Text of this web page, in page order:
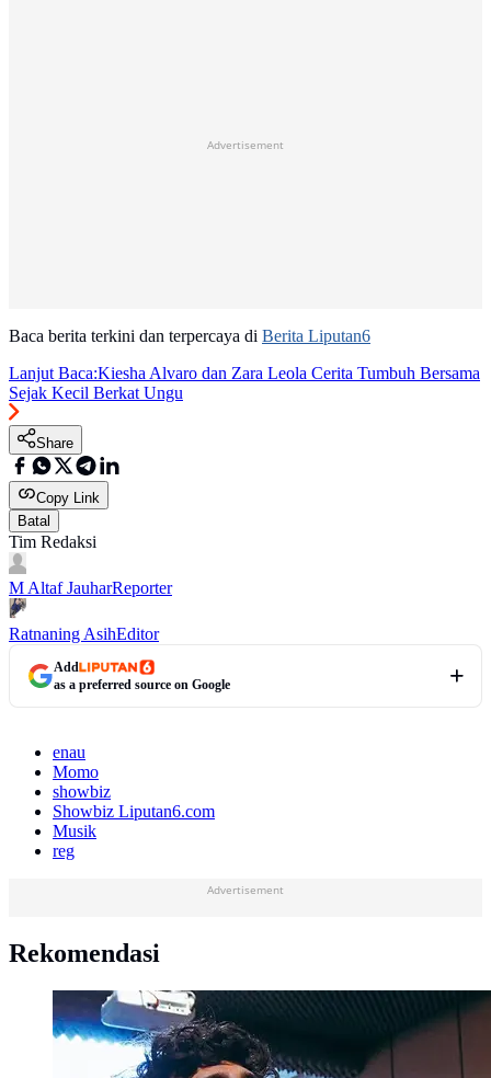
Advertisement
Baca berita terkini dan terpercaya di Berita Liputan6
Lanjut Baca:Kiesha Alvaro dan Zara Leola Cerita Tumbuh Bersama
Sejak Kecil Berkat Ungu
Share
Copy Link
Batal
Tim Redaksi
M Altaf JauharReporter
Ratnaning AsihEditor
Add
as a preferred source on Google
enau
Momo
showbiz
Showbiz Liputan6.com
Musik
reg
Advertisement
Rekomendasi